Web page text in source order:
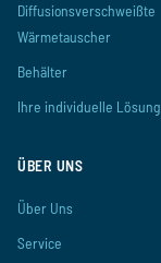
Diffusionsverschweißte
Wärmetauscher
Behälter
Ihre individuelle Lösung
ÜBER UNS
Über Uns
Service